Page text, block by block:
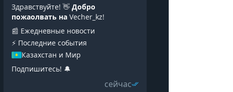
Здравствуйте! 👋 Добро
пожаолвать наVecher_kz!
📰 Ежедневные новости
⚡️ Последние события
Казахстан и Мир
Подпишитесь! 🔔
сейчас